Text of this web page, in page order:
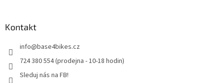
Kontakt
info@base4bikes.cz
724 380 554 (prodejna - 10-18 hodin)
Sleduj nás na FB!